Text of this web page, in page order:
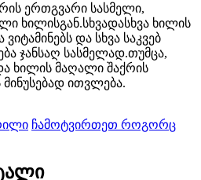
ერთგვარი სასმელი,
ხილისგან.სხვადასხვა ხილის
ვიტამინებს და სხვა საკვებ
ჯანსაღ სასმელად.თუმცა,
ხილის მაღალი შაქრის
ითვლება.
ჩამოტვირთეთ როგორც